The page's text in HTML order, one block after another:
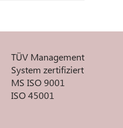
TÜV Management
System zertifiziert
MS ISO 9001
ISO 45001